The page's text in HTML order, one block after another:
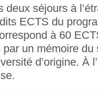
séjours à
ECTS du
à 60
un mémoire du
d’origine. À